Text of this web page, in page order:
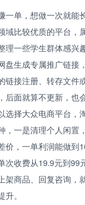
一单，想做一次就能
域比较优质的平台
理一些学生群体感
盘生成专属推广链接
链接注册、转存文
后面就算不更新，也
选择大众电商平台，
，一是清理个人闲
价，一单利润能做
次收费从19.9元到99
架商品、回复咨询
。